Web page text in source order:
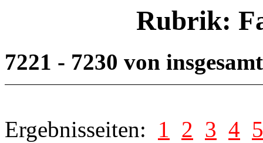
Rubrik:
7221 - 7230 von
Ergebnisseiten: 1 2 3 4 5